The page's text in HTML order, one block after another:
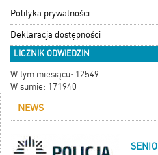
Polityka prywatności
Deklaracja dostępności
LICZNIK ODWIEDZIN
W tym miesiącu: 12549
W sumie: 171940
NEWS